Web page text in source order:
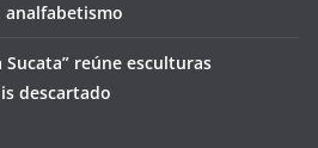
analfabetismo
Sucata” reúne esculturas
descartado